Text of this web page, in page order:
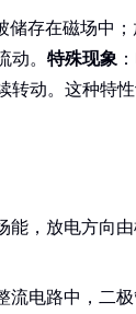
存在磁场中
。 特殊现象
转动。这种特
能，放电方向
流电路中，二